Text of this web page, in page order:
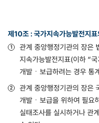
제10조 : 국가지속가능발전지
관계 중앙행정기관의 장은
지속가능발전지표(이하 “
개발ㆍ보급하려는 경우 통
관계 중앙행정기관의 장은
개발ㆍ보급을 위하여 필요
실태조사를 실시하거나 관